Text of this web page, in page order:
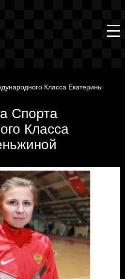
Класса Екатерины
Спорта
Класса